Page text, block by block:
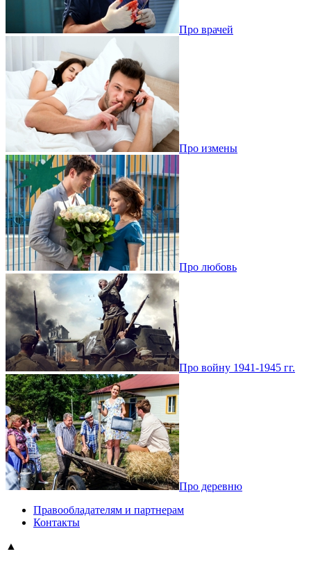
Про врачей
Про измены
Про любовь
Про войну 1941-1945 гг.
Про деревню
Правообладателям и партнерам
Контакты
▲